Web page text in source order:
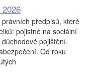
předpisů, které
pojistné na sociální
pojištění,
Od roku